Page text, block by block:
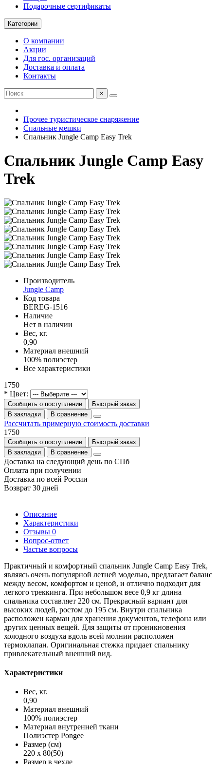
Подарочные сертификаты
Категории
О компании
Акции
Для гос. организаций
Доставка и оплата
Контакты
×
Прочее туристическое снаряжение
Спальные мешки
Спальник Jungle Camp Easy Trek
Спальник Jungle Camp Easy
Trek
Производитель
Jungle Camp
Код товара
BEREG-1516
Наличие
Нет в наличии
Вес, кг.
0,90
Материал внешний
100% полиэстер
Все характеристики
1750
* Цвет:
Сообщить о поступлении
Быстрый заказ
В закладки
В сравнение
Рассчитать примерную стоимость доставки
1750
Сообщить о поступлении
Быстрый заказ
В закладки
В сравнение
Доставка на следующий день по СПб
Оплата при получении
Доставка по всей России
Возврат 30 дней
Описание
Характеристики
Отзывы 0
Вопрос-ответ
Частые вопросы
Практичный и комфортный спальник Jungle Camp Easy Trek,
являясь очень популярной летней моделью, предлагает баланс
между весом, комфортом и ценой, и отлично подходит для
легкого треккинга. При небольшом весе 0,9 кг длина
спальника составляет 220 см. Прекрасный вариант для
высоких людей, ростом до 195 см. Внутри спальника
расположен карман для хранения документов, телефона или
других ценных вещей. Для защиты от проникновения
холодного воздуха вдоль всей молнии расположен
термоклапан. Оригинальная стежка придает спальнику
привлекательный внешний вид.
Характеристики
Вес, кг.
0,90
Материал внешний
100% полиэстер
Материал внутренней ткани
Полиэстер Pongee
Размер (см)
220 х 80(50)
Размер в чехле